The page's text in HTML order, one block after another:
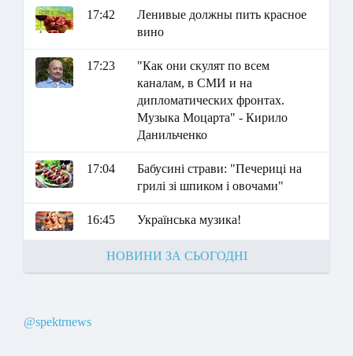
17:42
Ленивые должны пить красное
вино
17:23
"Как они скулят по всем
каналам, в СМИ и на
дипломатических фронтах.
Музыка Моцарта" - Кирило
Данильченко
17:04
Бабусині страви: "Печериці на
грилі зі шпиком і овочами"
16:45 Українська музика!
НОВИНИ ЗА СЬОГОДНІ
@spektrnews